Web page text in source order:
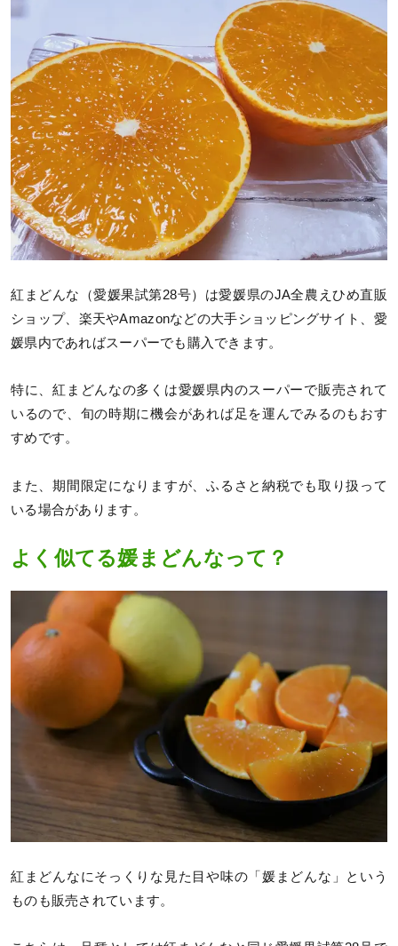
紅まどんな（愛媛果試第28号）は愛媛県のJA全農えひめ直販
ショップ、楽天やAmazonなどの大手ショッピングサイト、愛
媛県内であればスーパーでも購入できます。
特に、紅まどんなの多くは愛媛県内のスーパーで販売されて
いるので、旬の時期に機会があれば足を運んでみるのもおす
すめです。
また、期間限定になりますが、ふるさと納税でも取り扱って
いる場合があります。
よく似てる媛まどんなって？
紅まどんなにそっくりな見た目や味の「媛まどんな」という
ものも販売されています。